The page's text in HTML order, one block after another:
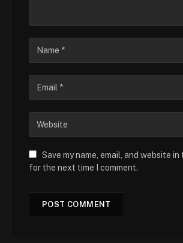
Save my name, email, and website
for the next time I comment.